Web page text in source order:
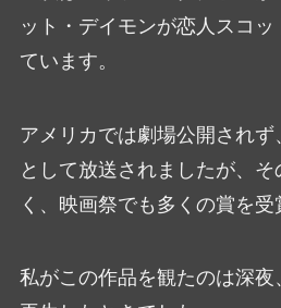
ット・デイモンが恋人スコ
ています。
アメリカでは劇場公開され
として放送されましたが、
く、映画祭でも多くの賞を受
私がこの作品を観たのは深